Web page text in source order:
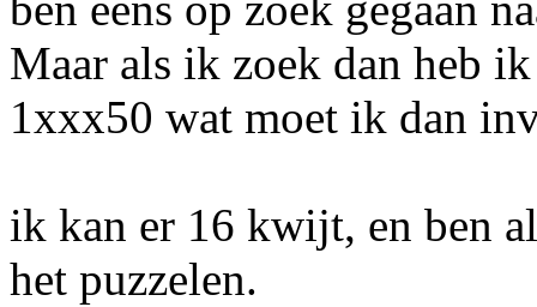
Maar als ik zoek dan heb
1xxx50 wat moet ik dan
ik kan er 16 kwijt, en ben
het puzzelen.